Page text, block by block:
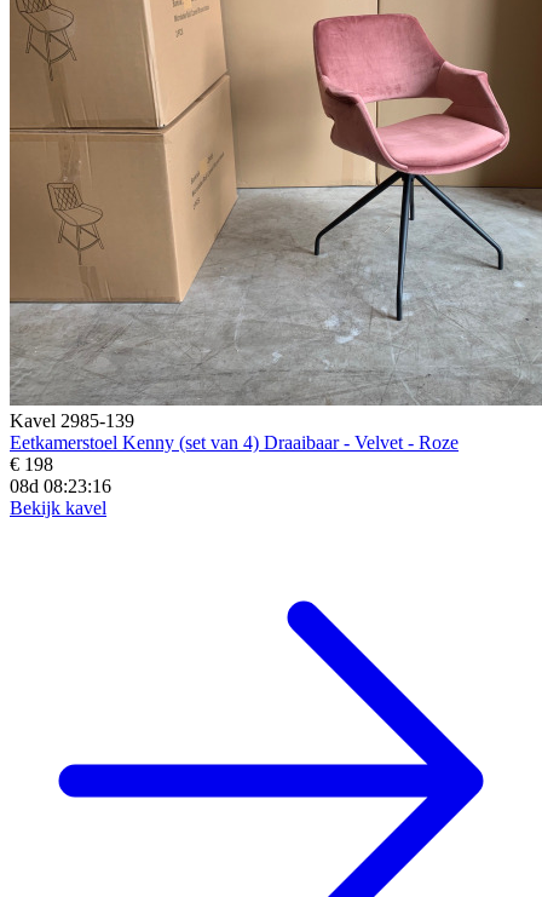
Kavel 2985-139
Eetkamerstoel Kenny (set van 4) Draaibaar - Velvet - Roze
€ 198
08d 08:23:15
Bekijk kavel